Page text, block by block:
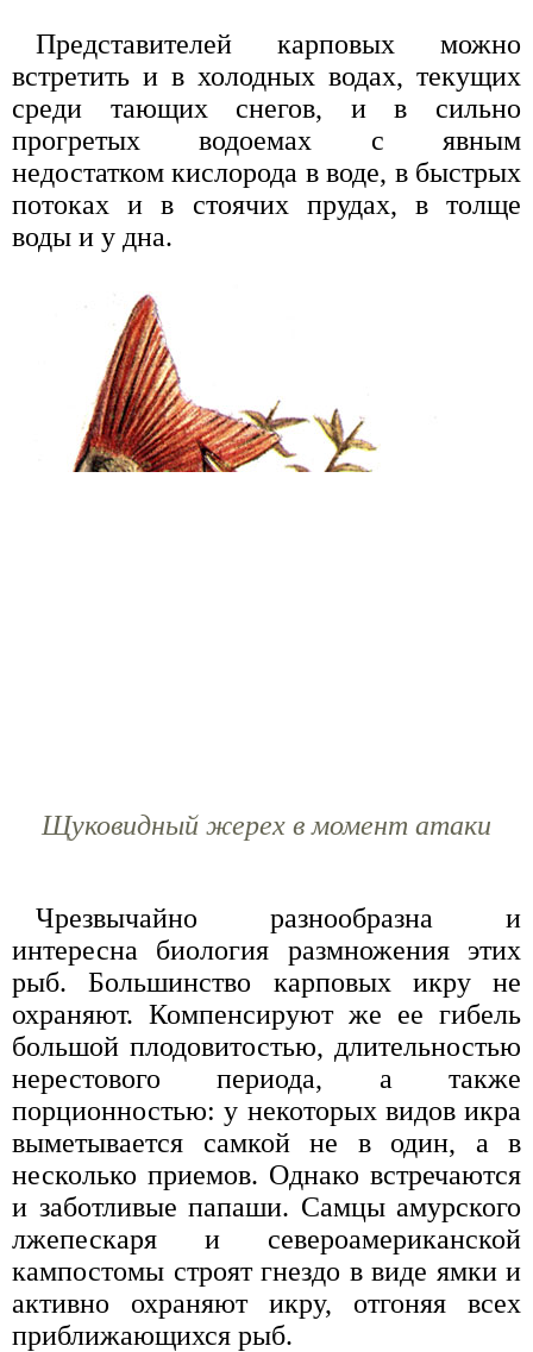
Представителей карповых можно
встретить и в холодных водах, текущих
среди тающих снегов, и в сильно
прогретых водоемах с явным
недостатком кислорода в воде, в быстрых
потоках и в стоячих прудах, в толще
воды и у дна.
Щуковидный жерех в момент атаки
Чрезвычайно разнообразна и
интересна биология размножения этих
рыб. Большинство карповых икру не
охраняют. Компенсируют же ее гибель
большой плодовитостью, длительностью
нерестового периода, а также
порционностью: у некоторых видов икра
выметывается самкой не в один, а в
несколько приемов. Однако встречаются
и заботливые папаши. Самцы амурского
лжепескаря и североамериканской
кампостомы строят гнездо в виде ямки и
активно охраняют икру, отгоняя всех
приближающихся рыб.